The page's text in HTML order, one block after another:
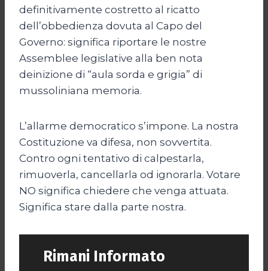
definitivamente costretto al ricatto
dell’obbedienza dovuta al Capo del
Governo: significa riportare le nostre
Assemblee legislative alla ben nota
deinizione di “aula sorda e grigia” di
mussoliniana memoria.
L’allarme democratico s’impone. La nostra
Costituzione va difesa, non sovvertita.
Contro ogni tentativo di calpestarla,
rimuoverla, cancellarla od ignorarla. Votare
NO significa chiedere che venga attuata.
Significa stare dalla parte nostra.
Rimani Informato